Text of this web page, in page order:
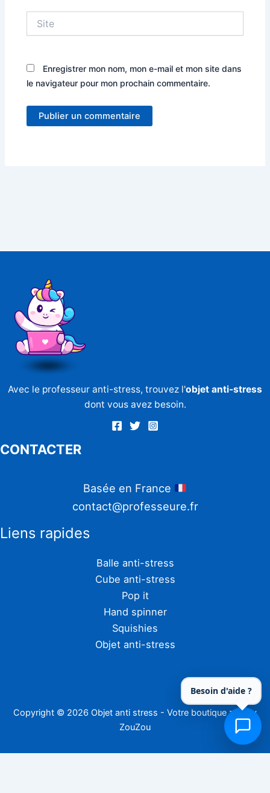
Enregistrer mon nom, mon e-mail et mon site dans
le navigateur pour mon prochain commentaire.
Avec le professeur anti-stress, trouvez l'objet anti-stress
dont vous avez besoin.
CONTACTER
Basée en France
contact@professeure.fr
Liens rapides
Balle anti-stress
Cube anti-stress
Pop it
Hand spinner
Squishies
Objet anti-stress
Copyright © 2026 Objet anti stress - Votre boutique zen by
ZouZou
Besoin d'aide ?